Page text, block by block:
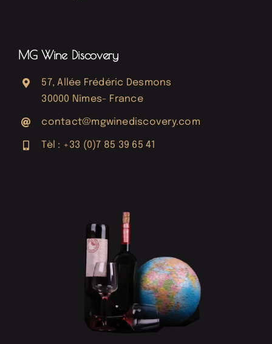
MG Wine Discovery
57, Allée Frédéric Desmons
30000 Nîmes- France
contact@mgwinediscovery.com
Tèl : +33 (0)7 85 39 65 41